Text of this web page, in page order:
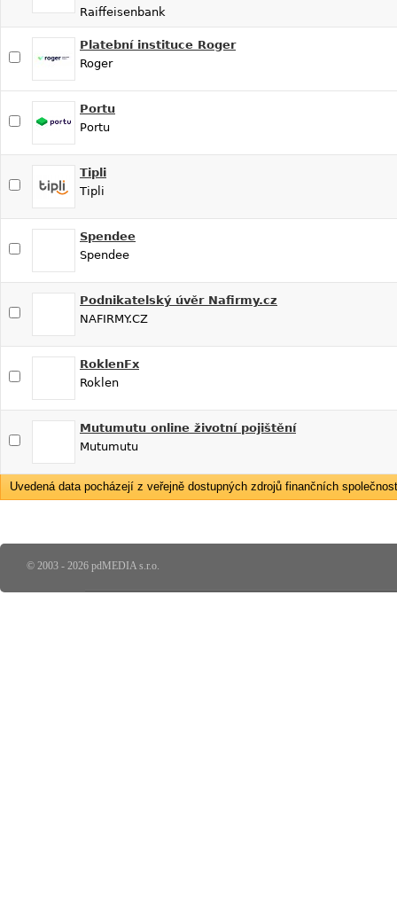
Raiffeisenbank
Platební instituce Roger
Roger
Portu
Portu
Tipli
Tipli
Spendee
Spendee
Podnikatelský úvěr Nafirmy.cz
NAFIRMY.CZ
RoklenFx
Roklen
Mutumutu online životní pojištění
Mutumutu
Uvedená data pocházejí z veřejně dostupných zdrojů finančních
© 2003 - 2026 pdMEDIA s.r.o.